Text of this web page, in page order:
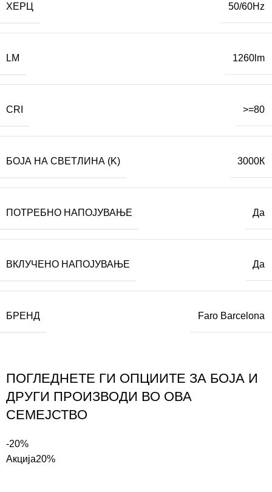
ХЕРЦ 50/60Hz
LM 1260lm
CRI >=80
БОЈА НА СВЕТЛИНА (K) 3000К
ПОТРЕБНО НАПОЈУВАЊЕ Да
ВКЛУЧЕНО НАПОЈУВАЊЕ Да
БРЕНД Faro Barcelona
ПОГЛЕДНЕТЕ ГИ ОПЦИИТЕ ЗА БОЈА И
ДРУГИ ПРОИЗВОДИ ВО ОВА
СЕМЕЈСТВО
-20%
Акција20%